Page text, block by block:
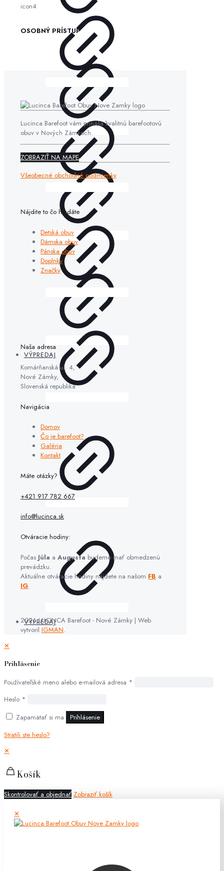
VÝPREDAJ
VÝPREDAJ
OSOBNÝ PRÍSTUP
Lucinca Barefoot vám prináša kvalitnú barefootovú
obuv v Nových Zámkoch.
ZOBRAZIŤ NA MAPE
Všeobecné obchodné podmienky
Nájdite to čo hľadáte
Detská obuv
Dámska obuv
Pánska obuv
Doplnky
Značky
Naša adresa
Komárňanská ul. 4,
Nové Zámky,
Slovenská republika
Navigácia
Domov
Čo je barefoot?
Galéria
Kontakt
Máte otázky?
+421 917 782 667
info@lucinca.sk
Otváracie hodiny:
Počas Júla a Augusta budeme mať obmedzenú
prevádzku.
Aktuálne otváracie hodiny nájdete na našom FB a
IG.
2026 LUCINCA Barefoot - Nové Zámky | Web
vytvoril IGMAN.
✕
Prihlásenie
Používateľské meno alebo e-mailová adresa *
Heslo *
Zapamätať si ma
Prihlásenie
Stratili ste heslo?
✕
Košík
Skontrolovať a objednať Zobraziť košík
✕